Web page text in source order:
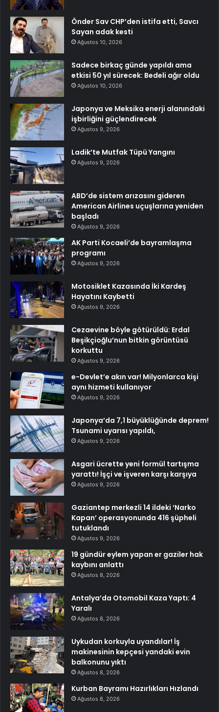
Önder Sav CHP’den istifa etti, Savcı
Sayan adak kesti
Ağustos 10, 2026
Sadece birkaç günde yapıldı ama
etkisi 50 yıl sürecek: Bedeli ağır oldu
Ağustos 10, 2026
Japonya ve Meksika enerji alanındaki
işbirliğini güçlendirecek
Ağustos 9, 2026
Ladik’te Mutfak Tüpü Yangını
Ağustos 9, 2026
ABD’de sistem arızasını gideren
American Airlines uçuşlarına yeniden
başladı
Ağustos 9, 2026
AK Parti Kocaeli’de bayramlaşma
programı
Ağustos 9, 2026
Motosiklet Kazasında İki Kardeş
Hayatını Kaybetti
Ağustos 9, 2026
Cezaevine böyle götürüldü: Erdal
Beşikçioğlu’nun bitkin görüntüsü
korkuttu
Ağustos 9, 2026
e-Devlet’e akın var! Milyonlarca kişi
aynı hizmeti kullanıyor
Ağustos 9, 2026
Japonya’da 7,1 büyüklüğünde deprem!
Tsunami uyarısı yapıldı,
Ağustos 9, 2026
Asgari ücrette yeni formül tartışma
yarattı! İşçi ve işveren karşı karşıya
Ağustos 9, 2026
Gaziantep merkezli 14 ildeki ‘Narko
Kapan’ operasyonunda 416 şüpheli
tutuklandı
Ağustos 9, 2026
19 gündür eylem yapan er gaziler hak
kaybını anlattı
Ağustos 8, 2026
Antalya’da Otomobil Kaza Yaptı: 4
Yaralı
Ağustos 8, 2026
Uykudan korkuyla uyandılar! İş
makinesinin kepçesi yandaki evin
balkonunu yıktı
Ağustos 8, 2026
Kurban Bayramı Hazırlıkları Hızlandı
Ağustos 8, 2026